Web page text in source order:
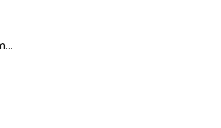
Soutien gorge allaitement dentelle bleue Valeria